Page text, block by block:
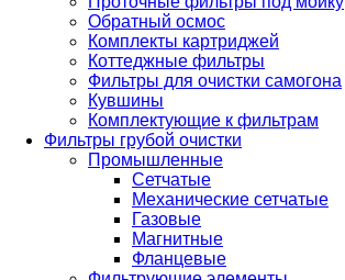
Обратный осмос
Комплекты картриджей
Коттеджные фильтры
Фильтры для очистки самогона
Кувшины
Комплектующие к фильтрам
Фильтры грубой очистки
Промышленные
Сетчатые
Механические сетчатые
Газовые
Магнитные
Фланцевые